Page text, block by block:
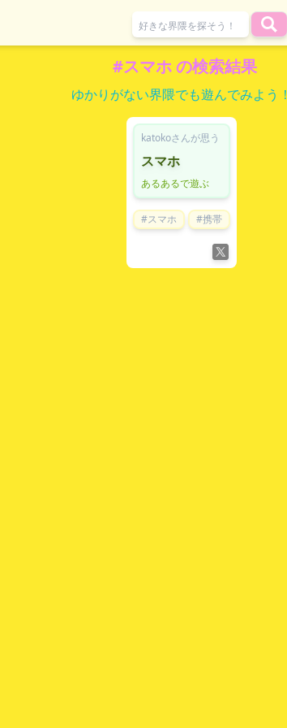
#スマホ の検索結果
ゆかりがない界隈でも遊んでみよう！
katokoさんが思う
スマホ
あるあるで遊ぶ
#スマホ #携帯